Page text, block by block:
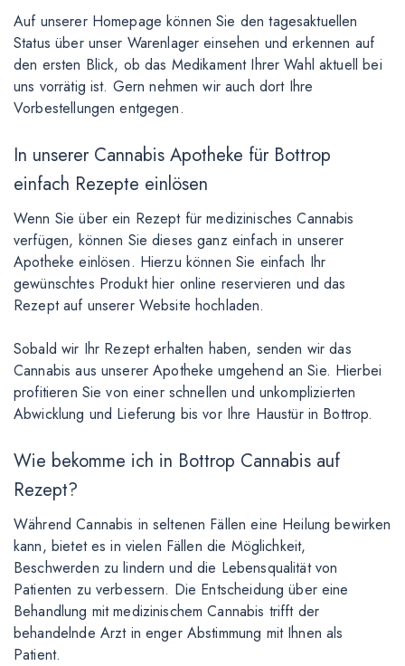
Auf unserer Homepage können Sie den tagesaktuellen
Status über unser Warenlager einsehen und erkennen auf
den ersten Blick, ob das Medikament Ihrer Wahl aktuell bei
uns vorrätig ist. Gern nehmen wir auch dort Ihre
Vorbestellungen entgegen.
In unserer Cannabis Apotheke für Bottrop
einfach Rezepte einlösen
Wenn Sie über ein Rezept für medizinisches Cannabis
verfügen, können Sie dieses ganz einfach in unserer
Apotheke einlösen. Hierzu können Sie einfach Ihr
gewünschtes Produkt hier online reservieren und das
Rezept auf unserer Website hochladen.
Sobald wir Ihr Rezept erhalten haben, senden wir das
Cannabis aus unserer Apotheke umgehend an Sie. Hierbei
profitieren Sie von einer schnellen und unkomplizierten
Abwicklung und Lieferung bis vor Ihre Haustür in Bottrop.
Wie bekomme ich in Bottrop Cannabis auf
Rezept?
Während Cannabis in seltenen Fällen eine Heilung bewirken
kann, bietet es in vielen Fällen die Möglichkeit,
Beschwerden zu lindern und die Lebensqualität von
Patienten zu verbessern. Die Entscheidung über eine
Behandlung mit medizinischem Cannabis trifft der
behandelnde Arzt in enger Abstimmung mit Ihnen als
Patient.